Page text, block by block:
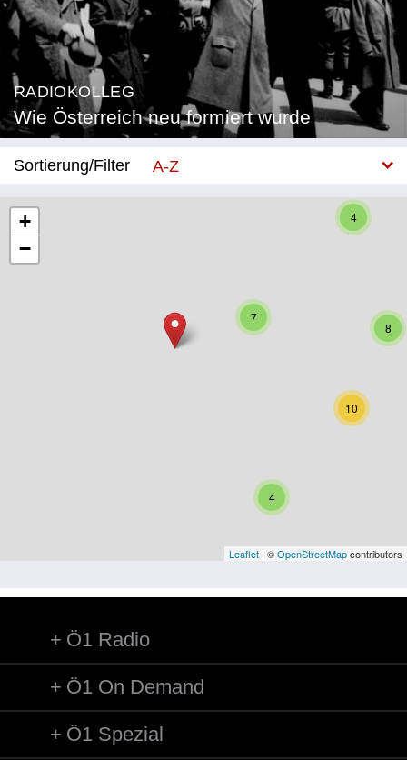
RADIOKOLLEG
Wie Österreich neu formiert wurde
Sortierung/Filter
A-Z
Kärnten
Vorarlberg
Besatzungsmächte
Frauen, Mütter, Kinder
10
7
4
4
8
+
−
Leaflet | ©OpenStreetMapcontributors
Ö1 Radio
Ö1 On Demand
Ö1 Spezial